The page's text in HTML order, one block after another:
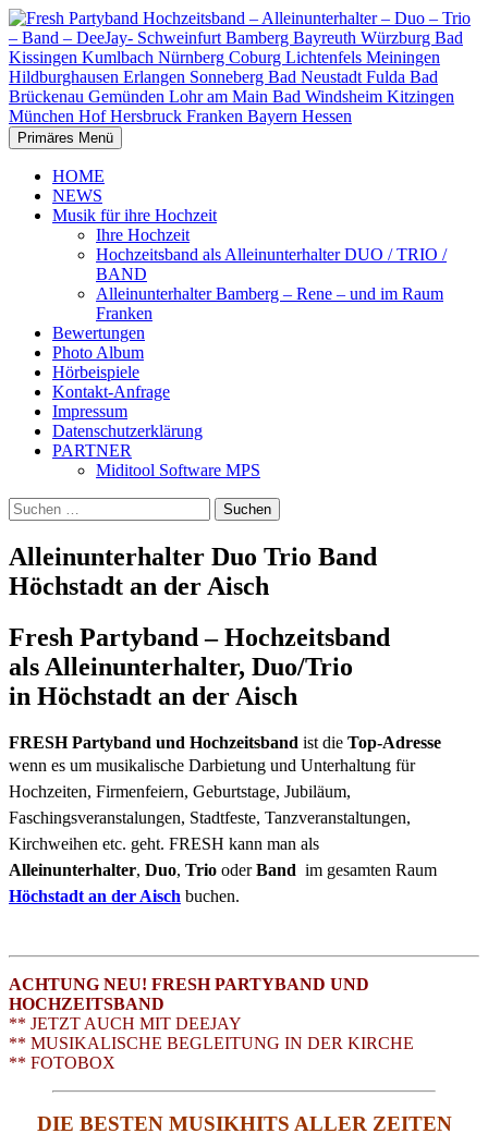
Zum
Inhalt
springen
Fresh Partyband
Hochzeitsband –
Alleinunterhalter – Duo – Trio –
Band – DeeJay- Schweinfurt
Bamberg Bayreuth Würzburg
Bad Kissingen Kumlbach
Nürnberg Coburg Lichtenfels
Meiningen Hildburghausen
Erlangen Sonneberg Bad
Neustadt Fulda Bad Brückenau
Gemünden Lohr am Main Bad
Hof Hersbruck Franken Bayern
Hessen
Suchen
Primäres Menü
HOME
NEWS
Musik für ihre Hochzeit
Ihre Hochzeit
Hochzeitsband als Alleinunterhalter DUO / TRIO /
BAND
Alleinunterhalter Bamberg – Rene – und im Raum
Franken
Bewertungen
Photo Album
Hörbeispiele
Kontakt-Anfrage
Impressum
Datenschutzerklärung
PARTNER
Miditool Software MPS
Suchen
nach:
Alleinunterhalter Duo Trio Band
Höchstadt an der Aisch
Fresh Partyband – Hochzeitsband
als Alleinunterhalter, Duo/Trio
in Höchstadt an der Aisch
FRESH Partyband und Hochzeitsband ist die Top-Adresse
wenn es um musikalische Darbietung und Unterhaltung für
Hochzeiten, Firmenfeiern, Geburtstage, Jubiläum,
Faschingsveranstalungen, Stadtfeste, Tanzveranstaltungen,
Kirchweihen etc. geht. FRESH kann man als
Alleinunterhalter, Duo, Trio oderBand im gesamten Raum
Höchstadt an der Aisch buchen.
ACHTUNG NEU! FRESH PARTYBAND UND
HOCHZEITSBAND
** JETZT AUCH MIT DEEJAY
** MUSIKALISCHE BEGLEITUNG IN DER KIRCHE
** FOTOBOX
DIE BESTEN MUSIKHITS ALLER ZEITEN